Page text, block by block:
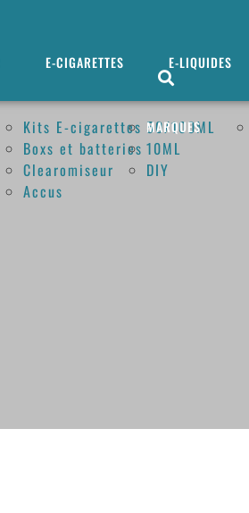
E-CIGARETTES
Kits E-cigarettes
Boxs et batteries
Clearomiseur
Accus
E-LIQUIDES
50/100ML
10ML
DIY
MARQUES